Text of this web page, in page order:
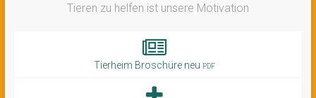
Tieren zu helfen ist unsere Motivation
Tierheim Broschüre neu PDF